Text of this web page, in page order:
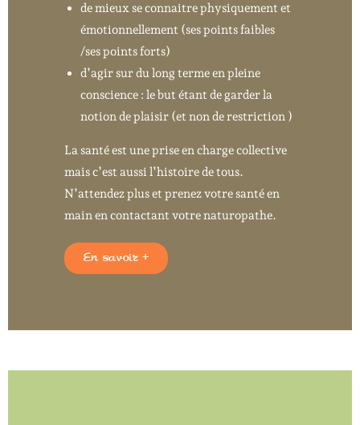
de mieux se connaitre physiquement et
émotionnellement (ses points faibles
/ses points forts)
d’agir sur du long terme en pleine
conscience : le but étant de garder la
notion de plaisir (et non de restriction )
La santé est une prise en charge collective
mais c’est aussi l’histoire de tous.
N’attendez plus et prenez votre santé en
main en contactant votre naturopathe.
En savoir +